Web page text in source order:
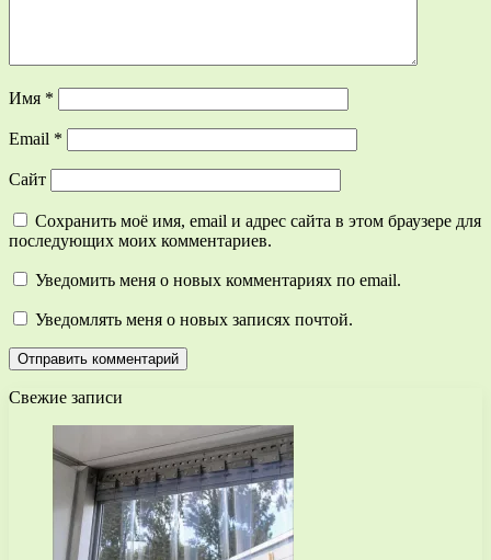
Имя *
Email *
Сайт
Сохранить моё имя, email и адрес сайта в этом браузере для
последующих моих комментариев.
Уведомить меня о новых комментариях по email.
Уведомлять меня о новых записях почтой.
Свежие записи